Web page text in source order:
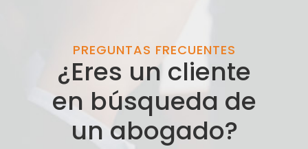
PREGUNTAS FRECUENTES
¿Eres un cliente
en búsqueda de
un abogado?